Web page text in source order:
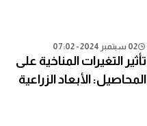
02 سبتمبر 2024 - 07:02
تأثير التغيرات المناخية على
المحاصيل: الأبعاد الزراعية